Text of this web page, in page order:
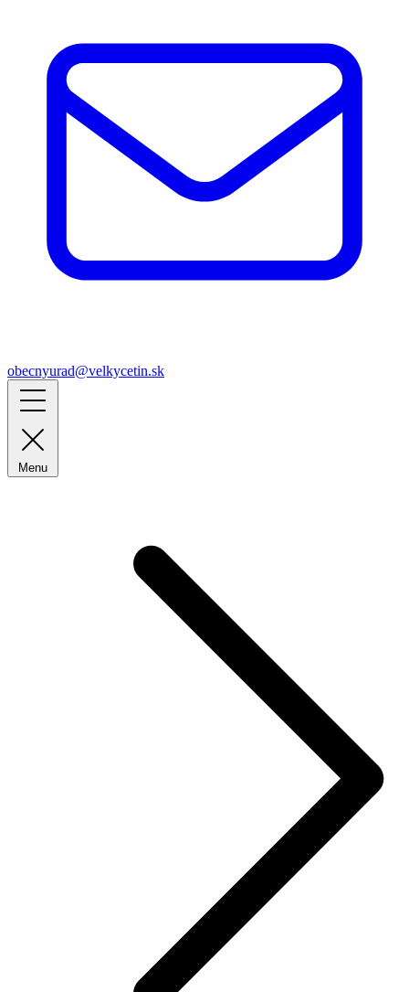
obecnyurad@velkycetin.sk
Menu